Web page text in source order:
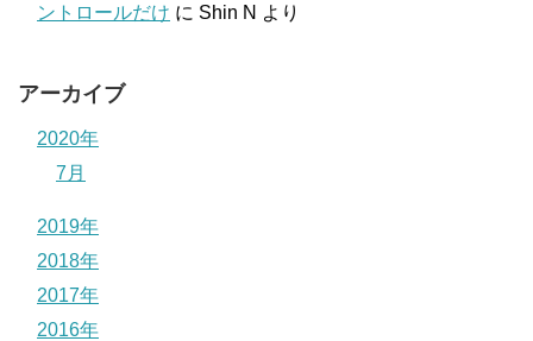
ントロールだけ に Shin N より
アーカイブ
2020年
7月
2019年
2018年
2017年
2016年